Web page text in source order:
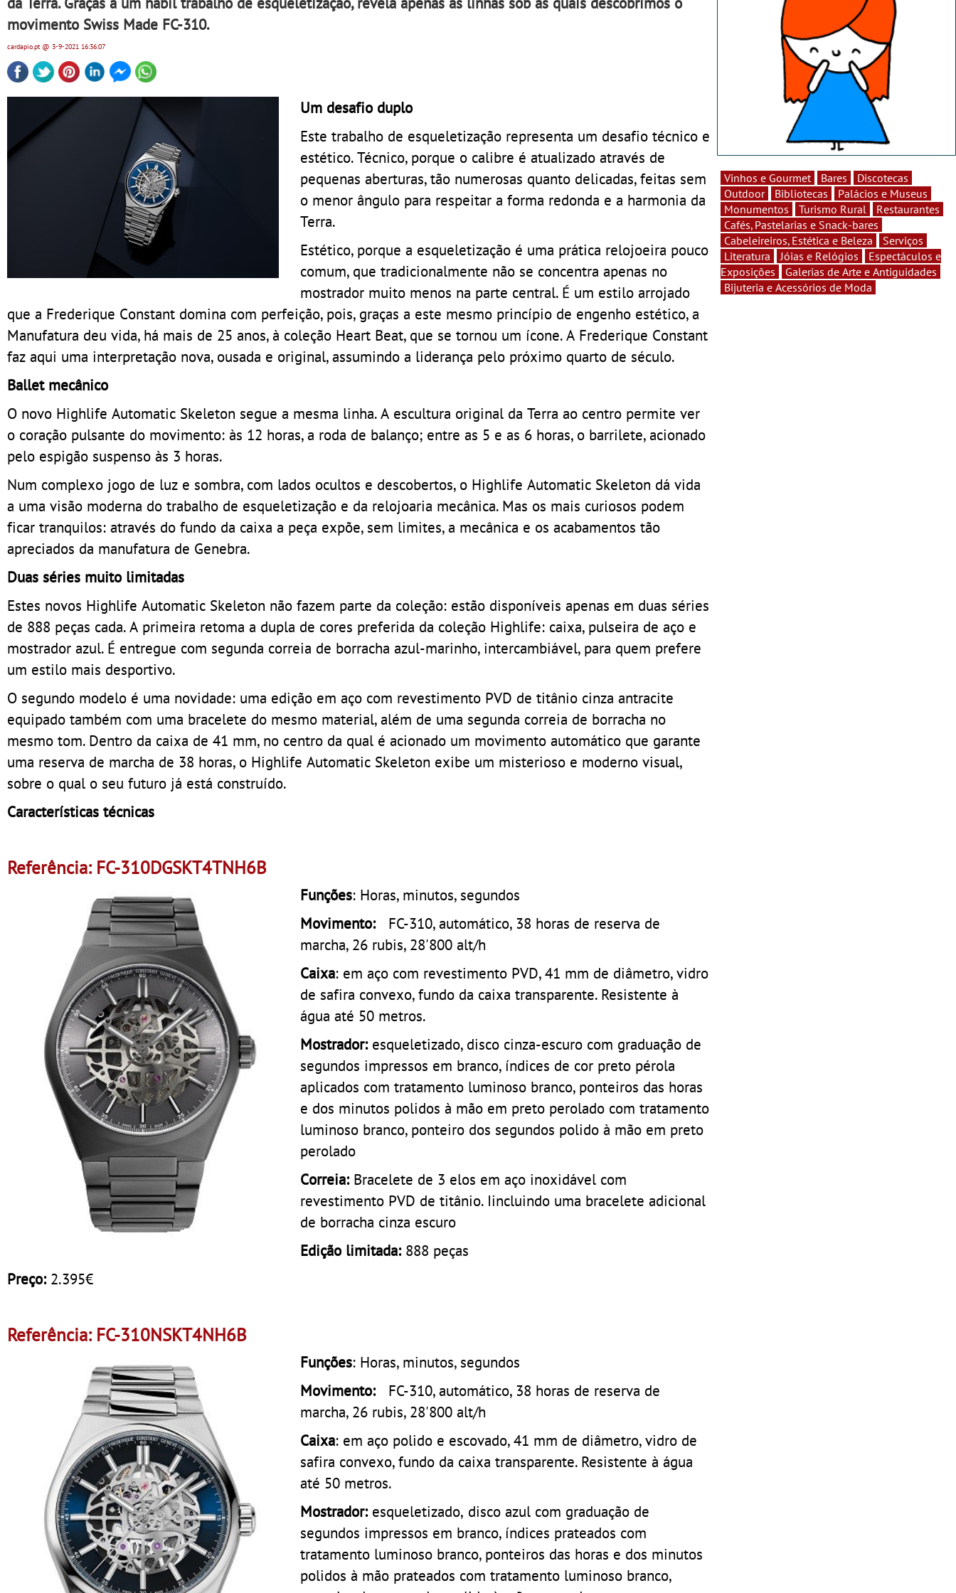
movimento Swiss Made FC-310.
cardapio.pt@ 3-9-2021 16:36:07
Um desafio duplo
Este trabalho de esqueletização representa um desafio técnico e
estético. Técnico, porque o calibre é atualizado através de
pequenas aberturas, tão numerosas quanto delicadas, feitas sem
o menor ângulo para respeitar a forma redonda e a harmonia da
Terra.
Estético, porque a esqueletização é uma prática relojoeira pouco
comum, que tradicionalmente não se concentra apenas no
mostrador muito menos na parte central. É um estilo arrojado
que a Frederique Constant domina com perfeição, pois, graças a este mesmo princípio de engenho estético, a
Manufatura deu vida, há mais de 25 anos, à coleção Heart Beat, que se tornou um ícone. A Frederique Constant
faz aqui uma interpretação nova, ousada e original, assumindo a liderança pelo próximo quarto de século.
Ballet mecânico
O novo Highlife Automatic Skeleton segue a mesma linha. A escultura original da Terra ao centro permite ver
o coração pulsante do movimento: às 12 horas, a roda de balanço; entre as 5 e as 6 horas, o barrilete, acionado
pelo espigão suspenso às 3 horas.
Num complexo jogo de luz e sombra, com lados ocultos e descobertos, o Highlife Automatic Skeleton dá vida
a uma visão moderna do trabalho de esqueletização e da relojoaria mecânica. Mas os mais curiosos podem
ficar tranquilos: através do fundo da caixa a peça expõe, sem limites, a mecânica e os acabamentos tão
apreciados da manufatura de Genebra.
Duas séries muito limitadas
Estes novos Highlife Automatic Skeleton não fazem parte da coleção: estão disponíveis apenas em duas séries
de 888 peças cada. A primeira retoma a dupla de cores preferida da coleção Highlife: caixa, pulseira de aço e
mostrador azul. É entregue com segunda correia de borracha azul-marinho, intercambiável, para quem prefere
um estilo mais desportivo.
O segundo modelo é uma novidade: uma edição em aço com revestimento PVD de titânio cinza antracite
equipado também com uma bracelete do mesmo material, além de uma segunda correia de borracha no
mesmo tom. Dentro da caixa de 41 mm, no centro da qual é acionado um movimento automático que garante
uma reserva de marcha de 38 horas, o Highlife Automatic Skeleton exibe um misterioso e moderno visual,
sobre o qual o seu futuro já está construído.
Características técnicas
Referência: FC-310DGSKT4TNH6B
Funções: Horas, minutos, segundos
Movimento:
FC-310, automático, 38 horas de reserva de
marcha, 26 rubis, 28'800 alt/h
Caixa: em aço com revestimento PVD, 41 mm de diâmetro, vidro
de safira convexo, fundo da caixa transparente. Resistente à
água até 50 metros.
Mostrador: esqueletizado, disco cinza-escuro com graduação de
segundos impressos em branco, índices de cor preto pérola
aplicados com tratamento luminoso branco, ponteiros das horas
e dos minutos polidos à mão em preto perolado com tratamento
luminoso branco, ponteiro dos segundos polido à mão em preto
perolado
Correia:Bracelete de 3 elos em aço inoxidável com
revestimento PVD de titânio. Iincluindo uma bracelete adicional
de borracha cinza escuro
Edição limitada: 888 peças
Preço: 2.395€
Referência: FC-310NSKT4NH6B
Funções: Horas, minutos, segundos
Movimento:
FC-310, automático, 38 horas de reserva de
marcha, 26 rubis, 28'800 alt/h
Caixa: em aço polido e escovado, 41 mm de diâmetro, vidro de
safira convexo, fundo da caixa transparente. Resistente à água
até 50 metros.
Mostrador: esqueletizado, disco azul com graduação de
segundos impressos em branco, índices prateados com
tratamento luminoso branco, ponteiros das horas e dos minutos
polidos à mão prateados com tratamento luminoso branco,
Vinhos e Gourmet Bares
Discotecas
Outdoor
Bibliotecas
Palácios e Museus
Monumentos
Turismo Rural
Restaurantes
Cafés, Pastelarias e Snack-bares
Cabeleireiros, Estética e Beleza
Serviços
Literatura
Jóias e Relógios
Espectáculos e
Exposições
Galerias de Arte e Antiguidades
Bijuteria e Acessórios de Moda